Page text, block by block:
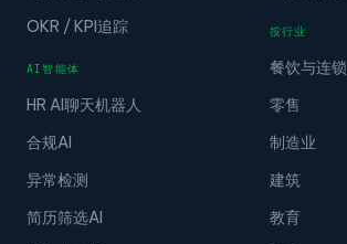
OKR / KPI追踪
AI智能体
HR AI聊天机器人
合规AI
异常检测
简历筛选AI
按行业
餐饮与连锁
零售
制造业
建筑
教育